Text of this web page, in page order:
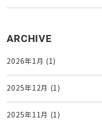
ARCHIVE
2026年1月 (1)
2025年12月 (1)
2025年11月 (1)